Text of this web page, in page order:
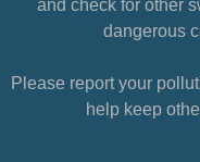
and check for other
dangerous
Please report your
help keep